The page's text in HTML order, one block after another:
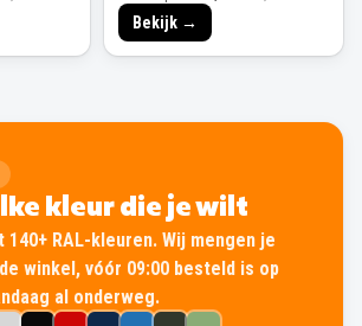
Bekijk →
kleur die je wilt
140+ RAL-kleuren. Wij mengen je
winkel, vóór 09:00 besteld is op
al onderweg.